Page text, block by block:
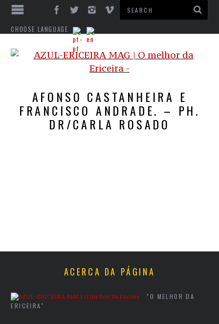
CHOOSE LANGUAGE
AFONSO CASTANHEIRA E
FRANCISCO ANDRADE. – PH.
DR/CARLA ROSADO
ACERCA DA PÁGINA
"O MELHOR DA
ERICEIRA"